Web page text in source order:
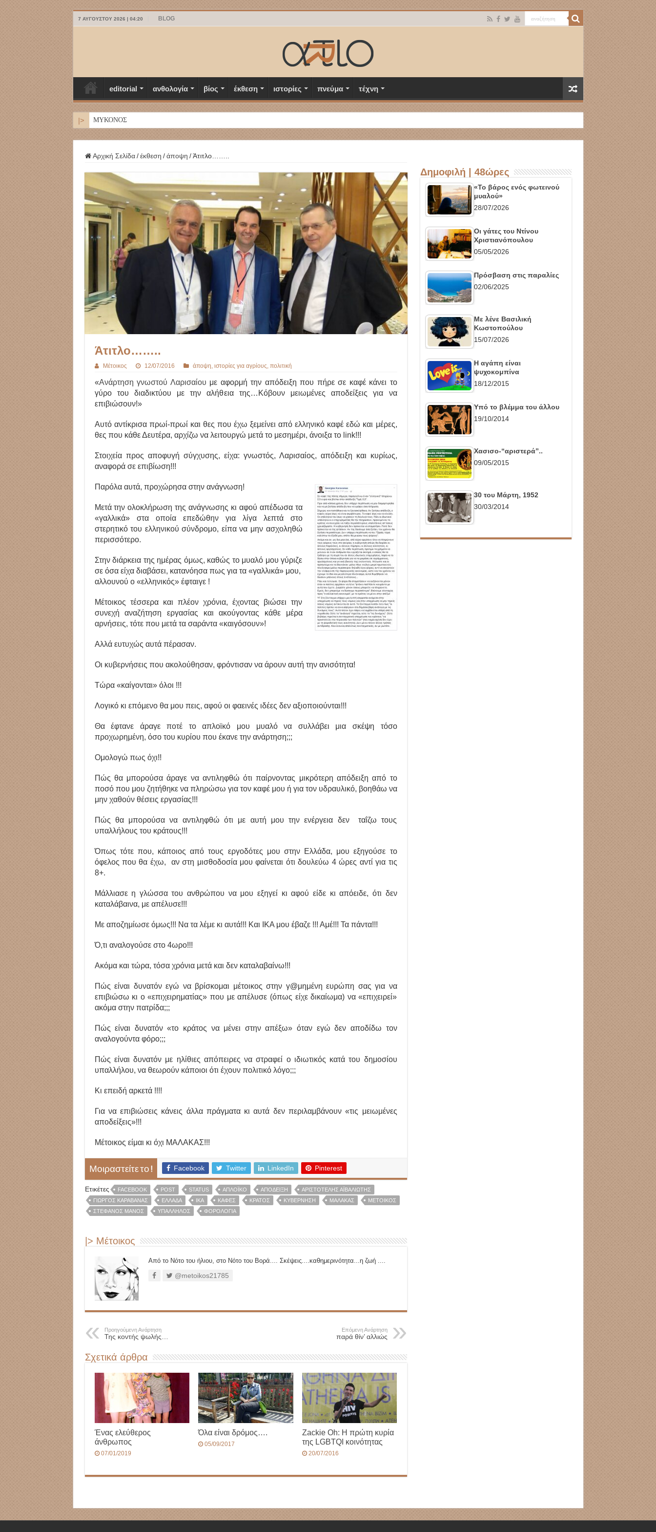
7 ΑΥΓΟΎΣΤΟΥ 2026 | 04:20 BLOG
editorial ανθολογία βίος έκθεση ιστορίες πνεύμα τέχνη
|> ΜΥΚΟΝΟΣ
Αρχική Σελίδα / έκθεση / άποψη / Άτιτλο……..
Άτιτλο……..
Μέτοικος 12/07/2016 άποψη ιστορίες για αγρίους πολιτική
«Ανάρτηση γνωστού Λαρισαίου με αφορμή την απόδειξη που πήρε σε καφέ κάνει το
γύρο του διαδικτύου με την αλήθεια της…Κόβουν μειωμένες αποδείξεις για να
επιβιώσουν!»
Αυτό αντίκρισα πρωί-πρωί και θες που έχω ξεμείνει από ελληνικό καφέ εδώ και μέρες,
θες που κάθε Δευτέρα, αρχίζω να λειτουργώ μετά το μεσημέρι, άνοιξα το link!!!
Στοιχεία προς αποφυγή σύγχυσης, είχα: γνωστός, Λαρισαίος, απόδειξη και κυρίως,
αναφορά σε επιβίωση!!!
Παρόλα αυτά, προχώρησα στην ανάγνωση!
Μετά την ολοκλήρωση της ανάγνωσης κι αφού απέδωσα τα
«γαλλικά» στα οποία επεδώθην για λίγα λεπτά στο
στερητικό του ελληνικού σύνδρομο, είπα να μην ασχοληθώ
περισσότερο.
Στην διάρκεια της ημέρας όμως, καθώς το μυαλό μου γύριζε
σε όσα είχα διαβάσει, κατανόησα πως για τα «γαλλικά» μου,
αλλουνού ο «ελληνικός» έφταιγε !
Μέτοικος τέσσερα και πλέον χρόνια, έχοντας βιώσει την
συνεχή αναζήτηση εργασίας και ακούγοντας κάθε μέρα
αρνήσεις, τότε που μετά τα σαράντα «καιγόσουν»!
Αλλά ευτυχώς αυτά πέρασαν.
Οι κυβερνήσεις που ακολούθησαν, φρόντισαν να άρουν αυτή την ανισότητα!
Τώρα «καίγονται» όλοι !!!
Λογικό κι επόμενο θα μου πεις, αφού οι φαεινές ιδέες δεν αξιοποιούνται!!!
Θα έφτανε άραγε ποτέ το απλοϊκό μου μυαλό να συλλάβει μια σκέψη τόσο
προχωρημένη, όσο του κυρίου που έκανε την ανάρτηση;;;
Ομολογώ πως όχι!!
Πώς θα μπορούσα άραγε να αντιληφθώ ότι παίρνοντας μικρότερη απόδειξη από το
ποσό που μου ζητήθηκε να πληρώσω για τον καφέ μου ή για τον υδραυλικό, βοηθάω να
μην χαθούν θέσεις εργασίας!!!
Πώς θα μπορούσα να αντιληφθώ ότι με αυτή μου την ενέργεια δεν ταΐζω τους
υπαλλήλους του κράτους!!!
Όπως τότε που, κάποιος από τους εργοδότες μου στην Ελλάδα, μου εξηγούσε το
όφελος που θα έχω, αν στη μισθοδοσία μου φαίνεται ότι δουλεύω 4 ώρες αντί για τις
8+.
Μάλλιασε η γλώσσα του ανθρώπου να μου εξηγεί κι αφού είδε κι απόειδε, ότι δεν
καταλάβαινα, με απέλυσε!!!
Με αποζημίωσε όμως!!! Να τα λέμε κι αυτά!!! Και ΙΚΑ μου έβαζε !!! Αμέ!!! Τα πάντα!!!
Ό,τι αναλογούσε στο 4ωρο!!!
Ακόμα και τώρα, τόσα χρόνια μετά και δεν καταλαβαίνω!!!
Πώς είναι δυνατόν εγώ να βρίσκομαι μέτοικος στην γ@μημένη ευρώπη σας για να
επιβιώσω κι ο «επιχειρηματίας» που με απέλυσε (όπως είχε δικαίωμα) να «επιχειρεί»
ακόμα στην πατρίδα;;;
Πώς είναι δυνατόν «το κράτος να μένει στην απέξω» όταν εγώ δεν αποδίδω τον
αναλογούντα φόρο;;;
Πώς είναι δυνατόν με ηλίθιες απόπειρες να στραφεί ο ιδιωτικός κατά του δημοσίου
υπαλλήλου, να θεωρούν κάποιοι ότι έχουν πολιτικό λόγο;;;
Κι επειδή αρκετά !!!!
Για να επιβιώσεις κάνεις άλλα πράγματα κι αυτά δεν περιλαμβάνουν «τις μειωμένες
αποδείξεις»!!!
Μέτοικος είμαι κι όχι ΜΑΛΑΚΑΣ!!!
Μοιραστείτε το ! Facebook Twitter LinkedIn Pinterest
Ετικέτες FACEBOOK POST STATUS ΑΠΛΟΪΚΌ ΑΠΌΔΕΙΞΗ
ΑΡΙΣΤΟΤΈΛΗΣ ΑΪΒΑΛΙΏΤΗΣ
ΓΙΏΡΓΟΣ ΚΑΡΑΒΆΝΑΣ
ΕΛΛΆΔΑ ΙΚΑ ΚΑΦΕΣ ΚΡΆΤΟΣ ΚΥΒΈΡΝΗΣΗ ΜΑΛΆΚΑΣ
ΜΕΤΟΙΚΟΣ
ΣΤΈΦΑΝΟΣ ΜΆΝΟΣ
ΥΠΆΛΛΗΛΟΣ ΦΟΡΟΛΟΓΊΑ
|> Μέτοικος
Από το Νότο του ήλιου, στο Νότο του Βορά.... Σκέψεις....καθημερινότητα...η ζωή ....
@metoikos21785
Προηγούμενη Ανάρτηση
Της κοντής ψωλής…
Επόμενη Ανάρτηση
παρά θίν’ αλλιώς
Σχετικά άρθρα
Ένας ελεύθερος
άνθρωπος
07/01/2019
Όλα είναι δρόμος….
05/09/2017
Ζackie Oh: Η πρώτη κυρία
της LGBTQΙ κοινότητας
20/07/2016
Δημοφιλή | 48ώρες
«Το βάρος ενός φωτεινού
μυαλού»
28/07/2026
Οι γάτες του Ντίνου
Χριστιανόπουλου
05/05/2026
Πρόσβαση στις παραλίες
02/06/2025
Με λένε Βασιλική
Κωστοπούλου
15/07/2026
Η αγάπη είναι
ψυχοκομπίνα
18/12/2015
Υπό το βλέμμα του άλλου
19/10/2014
Χασισο-“αριστερά”..
09/05/2015
30 του Μάρτη, 1952
30/03/2014